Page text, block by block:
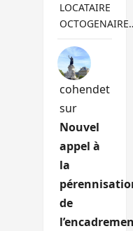
LOCATAIRE
cohendet
sur
Nouvel
appel à
la
de